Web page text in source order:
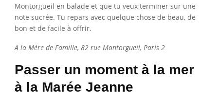
Montorgueil en balade et que tu veux terminer sur une
note sucrée. Tu repars avec quelque chose de beau, de
bon et de facile à offrir.
A la Mère de Famille, 82 rue Montorgueil, Paris 2
Passer un moment à la mer
à la Marée Jeanne